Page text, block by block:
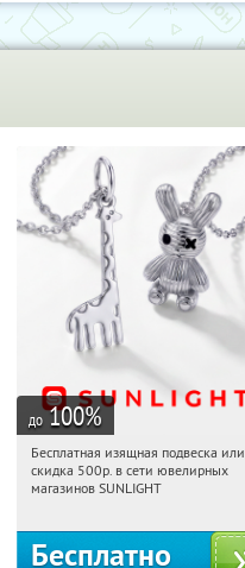
до 100%
05:57:39 Получили:
Россия
Бесплатная изящная подвеска или
скидка 500р. в сети ювелирных
магазинов SUNLIGHT
Бесплатно